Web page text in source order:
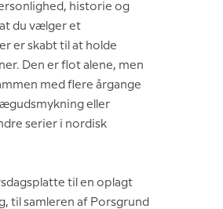
historie og
du vælger et
er skabt til at holde
Den er flot alene, men
med flere årgange
eller
serier i nordisk
til en oplagt
til samleren af Porsgrund